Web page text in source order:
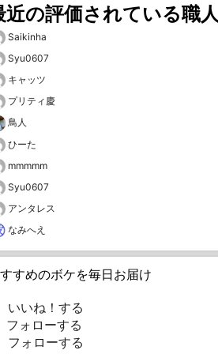
近の評価されている職人
Saikinha
Syu0607
キャッツ
プリティ慶
鳥人
ひーた
mmmmm
Syu0607
アンタレス
なみへえ
すめのボケを毎日お届け
いいね！する
ォローする
フォローする